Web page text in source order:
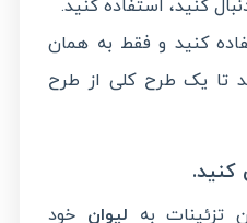
کنید، استفاده کنید.
کنید و فقط به همان
تا یک طرح کلی از طرح
تزئینات به لیوان خود